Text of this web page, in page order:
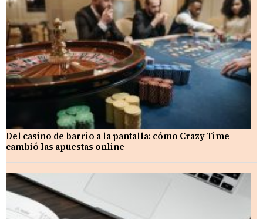
Del casino de barrio a la pantalla: cómo Crazy Time
cambió las apuestas online